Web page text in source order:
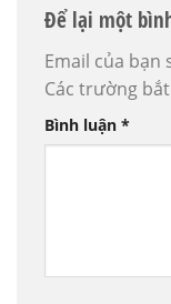
Để lại một
Email của bạn
Các trường
Bình luận *